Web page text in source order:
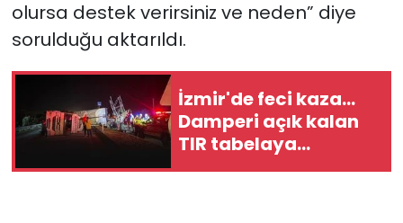
olursa destek verirsiniz ve neden” diye
sorulduğu aktarıldı.
İzmir'de feci kaza...
Damperi açık kalan
TIR tabelaya
çarparak devrildi